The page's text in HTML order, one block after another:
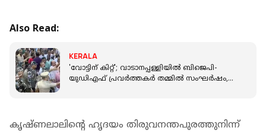
Also Read:
KERALA
'വോട്ടിന് കിറ്റ്'; വാടാനപ്പള്ളിയില്‍ ബിജെപി-
യുഡിഎഫ് പ്രവര്‍ത്തകര്‍ തമ്മില്‍ സംഘര്‍ഷം,
കൃഷ്ണലാലിന്റെ ഹൃദയം തിരുവനന്തപുരത്തുനിന്ന്